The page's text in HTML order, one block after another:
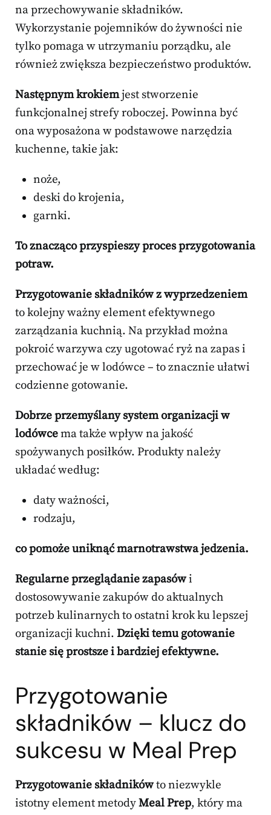
na przechowywanie składników.
Wykorzystanie pojemników do żywności nie
tylko pomaga w utrzymaniu porządku, ale
również zwiększa bezpieczeństwo produktów.
Następnym krokiemjest stworzenie
funkcjonalnej strefy roboczej. Powinna być
ona wyposażona w podstawowe narzędzia
kuchenne, takie jak:
noże,
deski do krojenia,
garnki.
To znacząco przyspieszy proces przygotowania
potraw.
Przygotowanie składników z wyprzedzeniem
to kolejny ważny element efektywnego
zarządzania kuchnią. Na przykład można
pokroić warzywa czy ugotować ryż na zapas i
przechować je w lodówce – to znacznie ułatwi
codzienne gotowanie.
Dobrze przemyślany system organizacji w
lodówcema także wpływ na jakość
spożywanych posiłków. Produkty należy
układać według:
daty ważności,
rodzaju,
co pomoże uniknąć marnotrawstwa jedzenia.
Regularne przeglądanie zapasówi
dostosowywanie zakupów do aktualnych
potrzeb kulinarnych to ostatni krok ku lepszej
organizacji kuchni. Dzięki temu gotowanie
stanie się prostsze i bardziej efektywne.
Przygotowanie
składników – klucz do
sukcesu w Meal Prep
Przygotowanie składnikówto niezwykle
istotny element metodyMeal Prep, który ma